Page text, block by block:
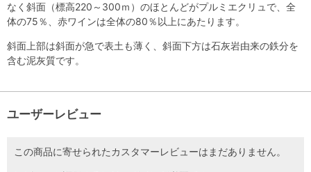
なく斜面（標高220～300ｍ）のほとんどがプルミエクリュで、全
体の75％、赤ワインは全体の80％以上にあたります。
斜面上部は斜面が急で表土も薄く、斜面下方は石灰岩由来の鉄分を
含む泥灰質です。
ユーザーレビュー
この商品に寄せられたカスタマーレビューはまだありません。